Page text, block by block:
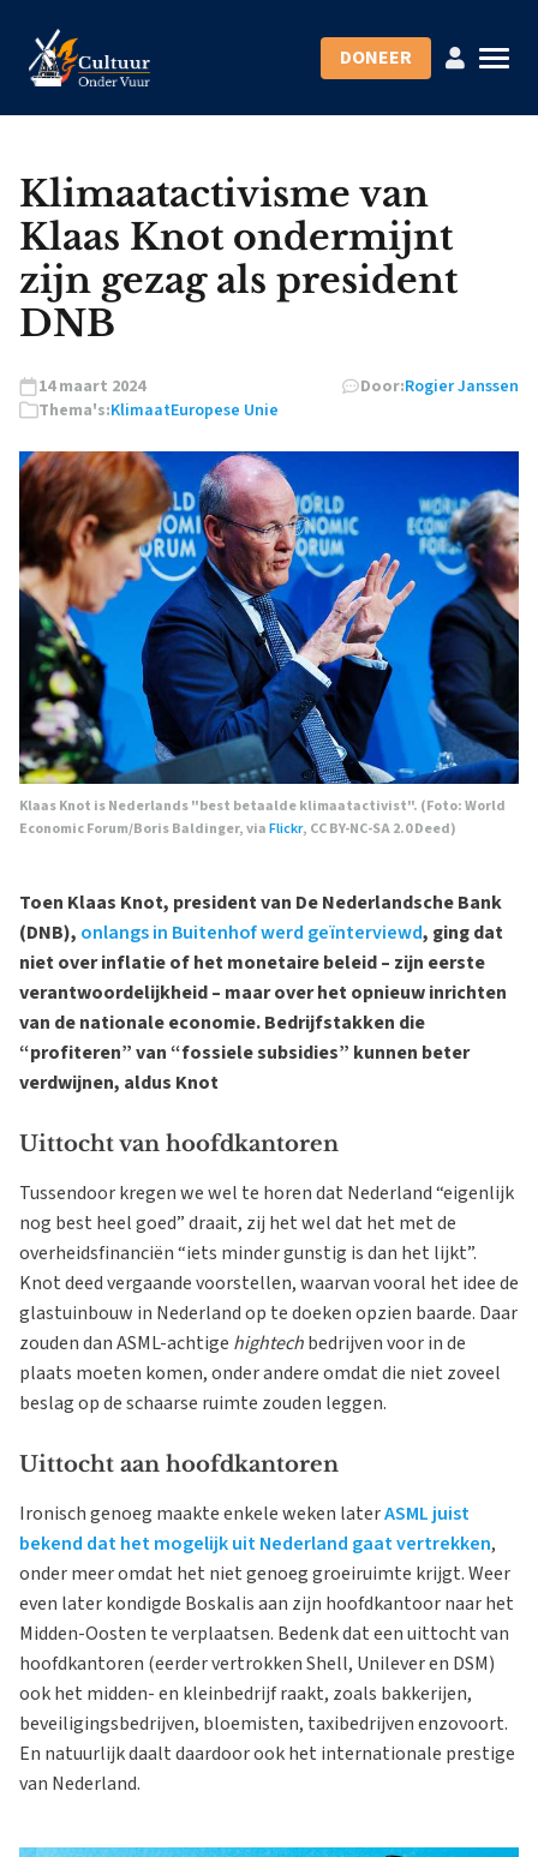
DONEER
Klimaatactivisme van
Klaas Knot ondermijnt
zijn gezag als president
DNB
14 maart 2024 Door:Rogier Janssen
Thema's:KlimaatEuropese Unie
Klaas Knot is Nederlands "best betaalde klimaatactivist". (Foto: World
Economic Forum/Boris Baldinger, viaFlickr, CC BY-NC-SA 2.0 Deed)
Toen Klaas Knot, president van De Nederlandsche Bank
(DNB), onlangs in Buitenhof werd geïnterviewd, ging dat
niet over inflatie of het monetaire beleid – zijn eerste
verantwoordelijkheid – maar over het opnieuw inrichten
van de nationale economie. Bedrijfstakken die
“profiteren” van “fossiele subsidies” kunnen beter
verdwijnen, aldus Knot
Uittocht van hoofdkantoren
Tussendoor kregen we wel te horen dat Nederland “eigenlijk
nog best heel goed” draait, zij het wel dat het met de
overheidsfinanciën “iets minder gunstig is dan het lijkt”.
Knot deed vergaande voorstellen, waarvan vooral het idee de
glastuinbouw in Nederland op te doeken opzien baarde. Daar
zouden dan ASML-achtige hightechbedrijven voor in de
plaats moeten komen, onder andere omdat die niet zoveel
beslag op de schaarse ruimte zouden leggen.
Uittocht aan hoofdkantoren
Ironisch genoeg maakte enkele weken laterASML juist
bekend dat het mogelijk uit Nederland gaat vertrekken,
onder meer omdat het niet genoeg groeiruimte krijgt. Weer
even later kondigde Boskalis aan zijn hoofdkantoor naar het
Midden-Oosten te verplaatsen. Bedenk dat een uittocht van
hoofdkantoren (eerder vertrokken Shell, Unilever en DSM)
ook het midden- en kleinbedrijf raakt, zoals bakkerijen,
beveiligingsbedrijven, bloemisten, taxibedrijven enzovoort.
En natuurlijk daalt daardoor ook het internationale prestige
van Nederland.